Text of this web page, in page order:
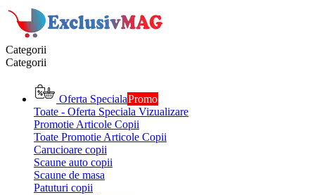
Categorii
Categorii
Oferta SpecialaPromo
Toate - Oferta Speciala Vizualizare
Promotie Articole Copii
Toate Promotie Articole Copii
Carucioare copii
Scaune auto copii
Scaune de masa
Patuturi copii